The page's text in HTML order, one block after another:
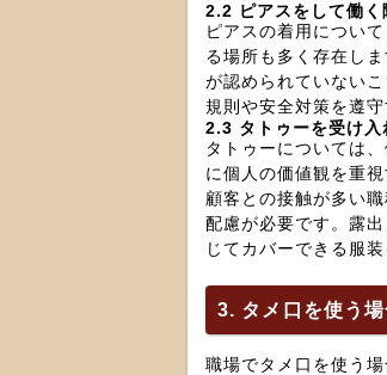
2.2 ピアスをして働く
ピアスの着用につい
る場所も多く存在し
が認められていない
規則や安全対策を遵守
2.3 タトゥーを受け入
タトゥーについては
に個人の価値観を重
顧客との接触が多い
配慮が必要です。露
じてカバーできる服
3. タメ口を使う
職場でタメ口を使う